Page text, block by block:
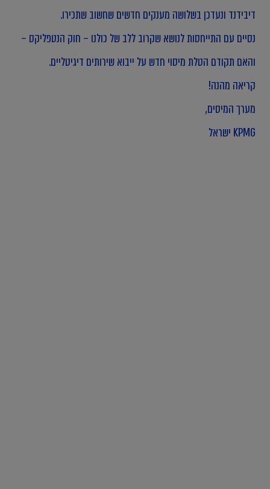
דיבידנד ונעדכן בשלושה מענקים חדשים שחשוב שתכירו.
נסיים עם התייחסות לנושא שקרוב ללב של כולנו – חוק הנטפליקס –
והאם תקודם הטלת מיסוי חדש על ייבוא שירותים דיגיטליים.
קריאה מהנה!
מערך המיסים,
KPMG ישראל